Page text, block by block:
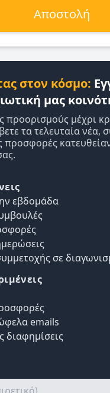
Αποστολή
στον κόσμο:
μας
προορισμούς μέχρι
τα τελευταία νέα,
προσφορές
εβδομάδα
σε
emails
διαφημίσεις